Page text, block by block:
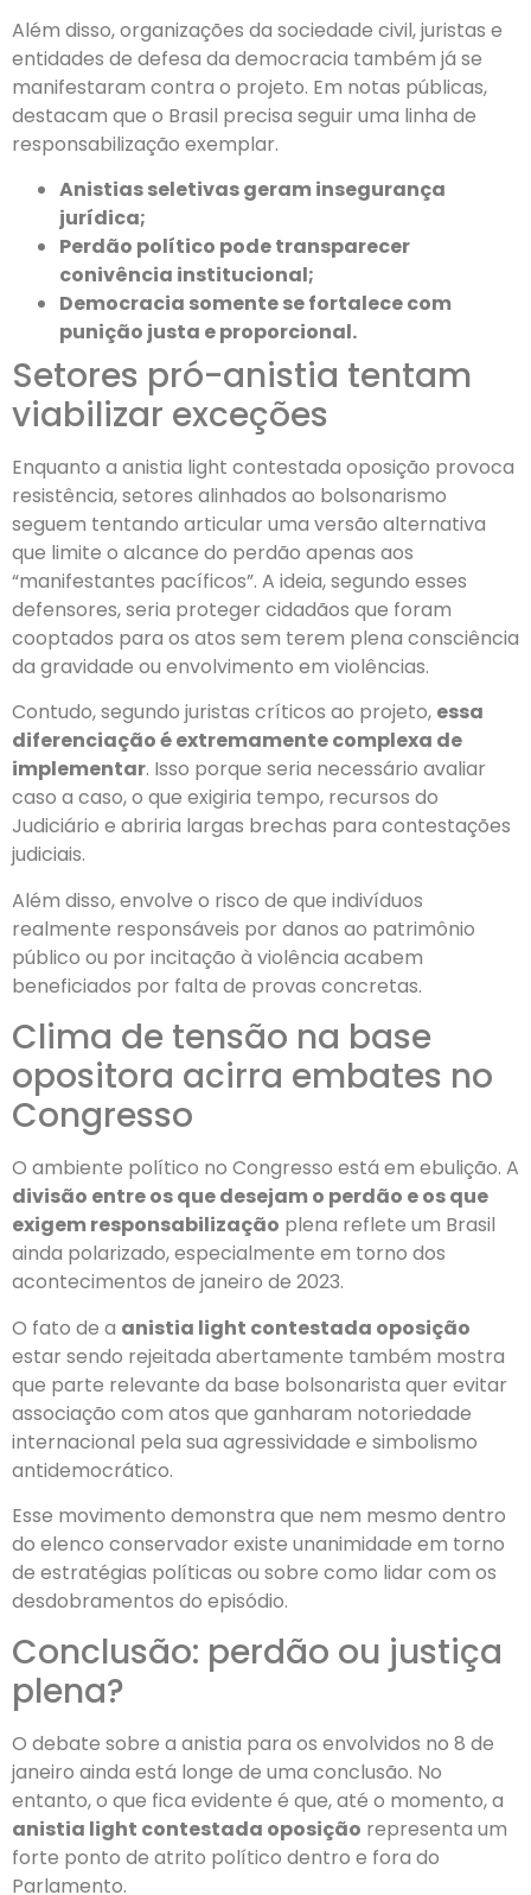
Além disso, organizações da sociedade civil, juristas e
entidades de defesa da democracia também já se
manifestaram contra o projeto. Em notas públicas,
destacam que o Brasil precisa seguir uma linha de
responsabilização exemplar.
Anistias seletivas geram insegurança
jurídica;
Perdão político pode transparecer
conivência institucional;
Democracia somente se fortalece com
punição justa e proporcional.
Setores pró-anistia tentam
viabilizar exceções
Enquanto a anistia light contestada oposição provoca
resistência, setores alinhados ao bolsonarismo
seguem tentando articular uma versão alternativa
que limite o alcance do perdão apenas aos
“manifestantes pacíficos”. A ideia, segundo esses
defensores, seria proteger cidadãos que foram
cooptados para os atos sem terem plena consciência
da gravidade ou envolvimento em violências.
Contudo, segundo juristas críticos ao projeto, essa
diferenciação é extremamente complexa de
implementar. Isso porque seria necessário avaliar
caso a caso, o que exigiria tempo, recursos do
Judiciário e abriria largas brechas para contestações
judiciais.
Além disso, envolve o risco de que indivíduos
realmente responsáveis por danos ao patrimônio
público ou por incitação à violência acabem
beneficiados por falta de provas concretas.
Clima de tensão na base
opositora acirra embates no
Congresso
O ambiente político no Congresso está em ebulição. A
divisão entre os que desejam o perdão e os que
exigem responsabilização plena reflete um Brasil
ainda polarizado, especialmente em torno dos
acontecimentos de janeiro de 2023.
O fato de a anistia light contestada oposição
estar sendo rejeitada abertamente também mostra
que parte relevante da base bolsonarista quer evitar
associação com atos que ganharam notoriedade
internacional pela sua agressividade e simbolismo
antidemocrático.
Esse movimento demonstra que nem mesmo dentro
do elenco conservador existe unanimidade em torno
de estratégias políticas ou sobre como lidar com os
desdobramentos do episódio.
Conclusão: perdão ou justiça
plena?
O debate sobre a anistia para os envolvidos no 8 de
janeiro ainda está longe de uma conclusão. No
entanto, o que fica evidente é que, até o momento, a
anistia light contestada oposição representa um
forte ponto de atrito político dentro e fora do
Parlamento.